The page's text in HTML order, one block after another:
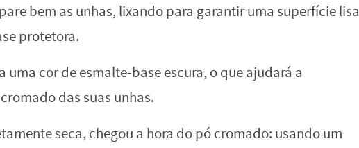
bem as unhas, lixando para garantir uma superfície lisa
protetora.
uma cor de esmalte-base escura, o que ajudará a
das suas unhas.
seca, chegou a hora do pó cromado: usando um